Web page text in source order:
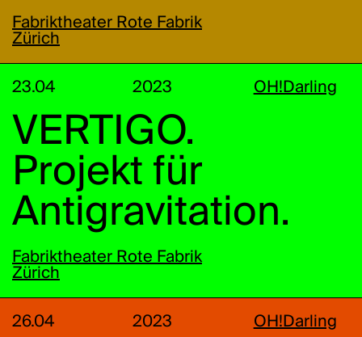
Fabriktheater Rote Fabrik
Zürich
23.04 2023 OH!Darling
VERTIGO.
Projekt für
Antigravitation.
Fabriktheater Rote Fabrik
Zürich
26.04 2023 OH!Darling